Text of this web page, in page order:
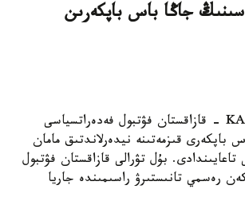
جاڭا باس باپكەرىن
استانا. KAZINFORM - قازاقستان فۋتبول فەدەراتسياسى
باپكەرى قىزمەتىنە نيدەرلاندتىق مامان
بۇل تۋرالى قازاقستان فۋتبول
رەسمي تانىستىرۋ راسىمىندە جاريا